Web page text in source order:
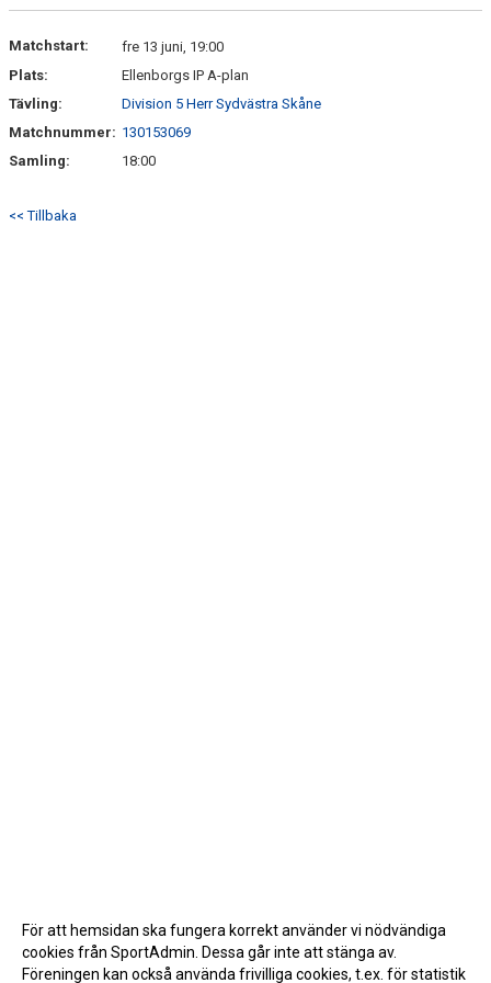
KONTAKT
Matchstart:
fre 13 juni, 19:00
Plats:
Ellenborgs IP A-plan
Tävling:
Division 5 Herr Sydvästra Skåne
Matchnummer: 130153069
Samling:
18:00
<< Tillbaka
För att hemsidan ska fungera korrekt använder vi nödvändiga
cookies från SportAdmin. Dessa går inte att stänga av.
Föreningen kan också använda frivilliga cookies, t.ex. för statistik